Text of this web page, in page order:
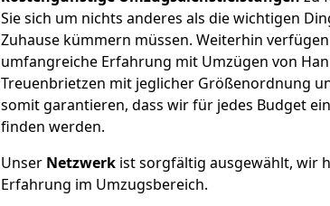
Sie sich um nichts anderes als die wichtigen
Zuhause kümmern müssen. Weiterhin
umfangreiche Erfahrung mit Umzügen von
Treuenbrietzen mit jeglicher Größenordnung
somit garantieren, dass wir für jedes Budget
finden werden.
Unser Netzwerk ist sorgfältig ausgewählt, wir
Erfahrung im Umzugsbereich.